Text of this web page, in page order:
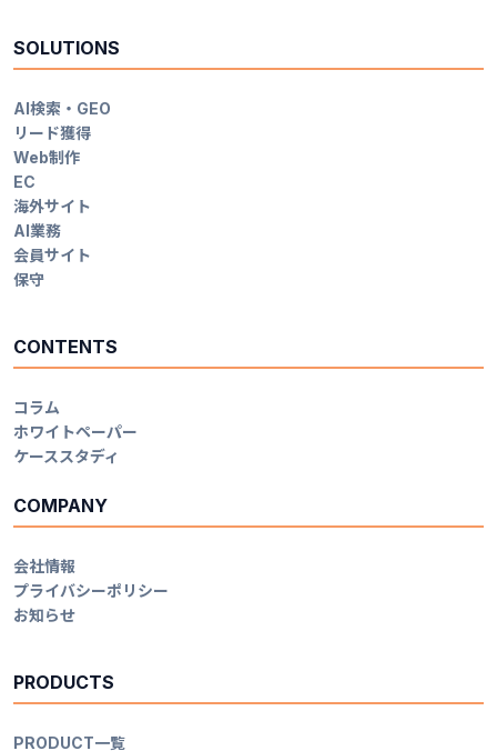
SOLUTIONS
AI検索・GEO
リード獲得
Web制作
EC
海外サイト
AI業務
会員サイト
保守
CONTENTS
コラム
ホワイトペーパー
ケーススタディ
COMPANY
会社情報
プライバシーポリシー
お知らせ
PRODUCTS
PRODUCT一覧